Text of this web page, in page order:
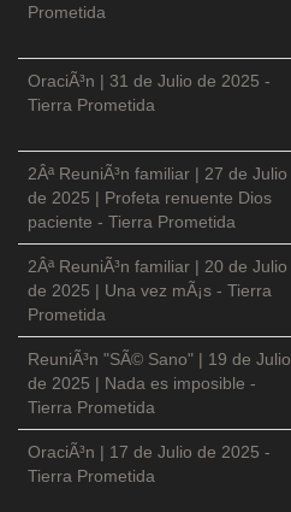
Prometida
OraciÃ³n | 31 de Julio de 2025 -
Tierra Prometida
2Âª ReuniÃ³n familiar | 27 de Julio
de 2025 | Profeta renuente Dios
paciente - Tierra Prometida
2Âª ReuniÃ³n familiar | 20 de Julio
de 2025 | Una vez mÃ¡s - Tierra
Prometida
ReuniÃ³n "SÃ© Sano" | 19 de Julio
de 2025 | Nada es imposible -
Tierra Prometida
OraciÃ³n | 17 de Julio de 2025 -
Tierra Prometida